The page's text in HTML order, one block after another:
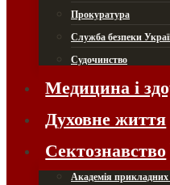
Прокуратура
Служба безпеки
Судочинство
Медицина і
Духовне життя
Сектознавство
Академія